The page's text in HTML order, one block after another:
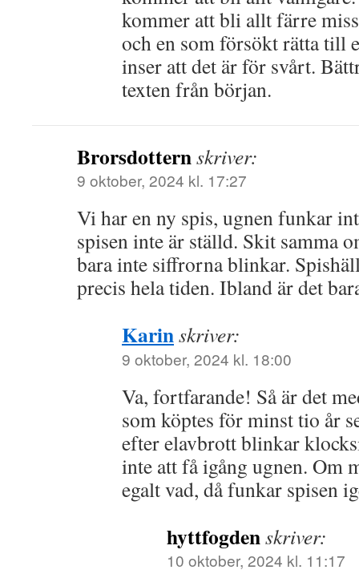
kommer att bli allt färre
och en som försökt rätta till
inser att det är för svårt.
texten från början.
Brorsdotternskriver:
9 oktober, 2024 kl. 17:27
Vi har en ny spis, ugnen funkar
spisen inte är ställd. Skit samma
bara inte siffrorna blinkar.
precis hela tiden. Ibland är det
Karinskriver:
9 oktober, 2024 kl. 18:00
Va, fortfarande! Så är det
som köptes för minst tio år
efter elavbrott blinkar
inte att få igång ugnen. Om
egalt vad, då funkar spisen
hyttfogdenskriver:
10 oktober, 2024 kl. 11:17